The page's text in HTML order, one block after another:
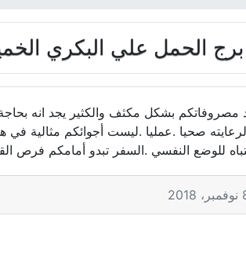
الحمل علي البكري الخميس 2018-
مصروفاتكم بشكل مكثف والكثير يجد انه
صحيا .عمليا .ليست أجوائكم مثالية في
للوضع النفسي .السفر تبدو أمامكم فرص